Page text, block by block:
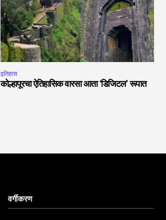
इतिहास
कोल्हापूरचा ऐतिहासिक वारसा आता ‘डिजिटल’ रूपात
वर्गीकरण